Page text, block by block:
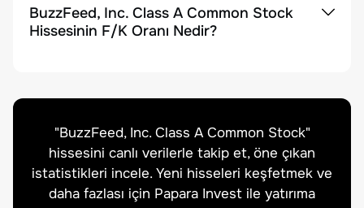
BuzzFeed, Inc. Class A Common Stock
Hissesinin F/K Oranı Nedir?
"BuzzFeed, Inc. Class A Common Stock"
hissesini canlı verilerle takip et, öne çıkan
istatistikleri incele. Yeni hisseleri keşfetmek ve
daha fazlası için Papara Invest ile yatırıma